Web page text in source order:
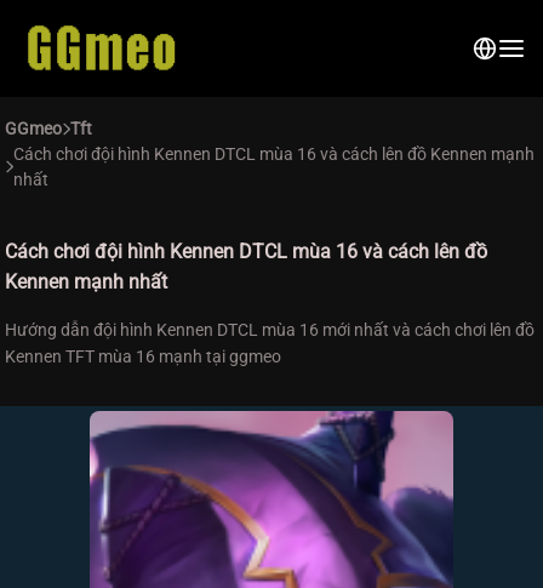
GGmeo Tft
Cách chơi đội hình Kennen DTCL mùa 16 và cách lên đồ Kennen mạnh
nhất
Cách chơi đội hình Kennen DTCL mùa 16 và cách lên đồ
Kennen mạnh nhất
Hướng dẫn đội hình Kennen DTCL mùa 16 mới nhất và cách chơi lên đồ
Kennen TFT mùa 16 mạnh tại ggmeo